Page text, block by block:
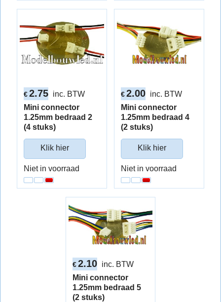
€ 2.75 inc. BTW
Mini connector
1.25mm bedraad 2
(4 stuks)
Klik hier
Niet in voorraad
€2.00 inc. BTW
Mini connector
1.25mm bedraad 4
(2 stuks)
Klik hier
Niet in voorraad
€ 2.10
inc. BTW
Mini connector
1.25mm bedraad 5
(2 stuks)